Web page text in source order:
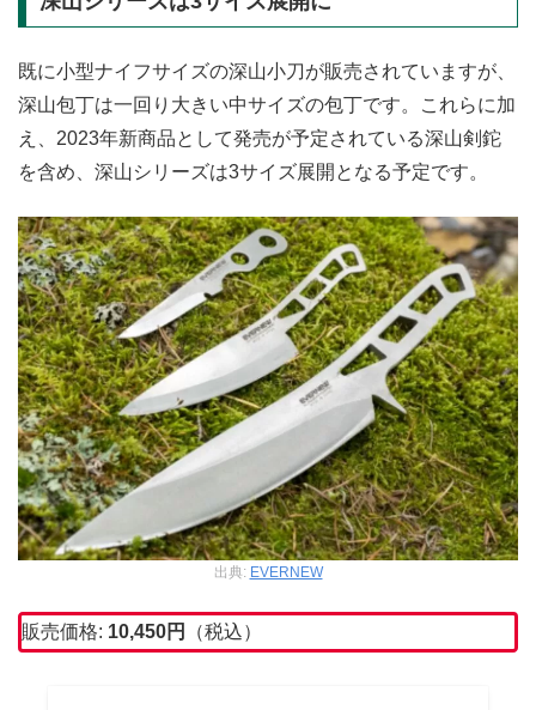
既に小型ナイフサイズの深山小刀が販売されていますが、
深山包丁は一回り大きい中サイズの包丁です。これらに加
え、2023年新商品として発売が予定されている深山剣鉈
を含め、深山シリーズは3サイズ展開となる予定です。
出典: EVERNEW
販売価格: 10,450円 （税込）